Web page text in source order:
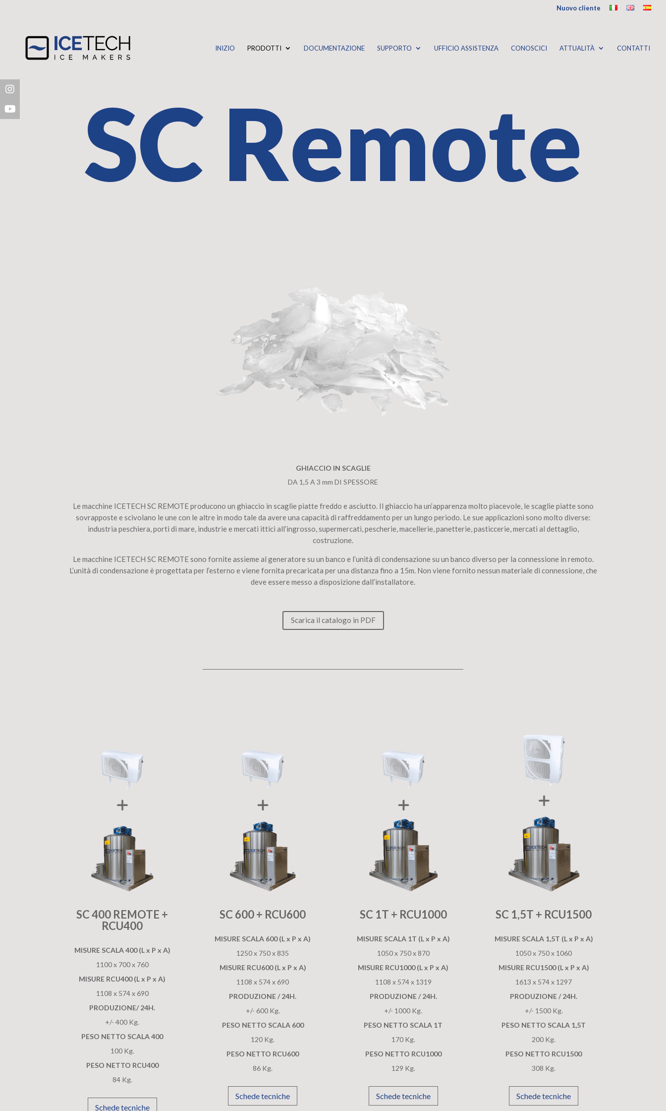
Nuovo cliente
INIZIO PRODOTTI DOCUMENTAZIONE SUPPORTO UFFICIO ASSISTENZA CONOSCICI ATTUALITÀ CONTATTI
SC Remote
GHIACCIO IN SCAGLIE
DA 1,5 A 3 mm DI SPESSORE
Le macchine ICETECH SC REMOTE producono un ghiaccio in scaglie piatte freddo e asciutto. Il ghiaccio ha un’apparenza molto piacevole, le scaglie piatte sono
sovrapposte e scivolano le une con le altre in modo tale da avere una capacità di raffreddamento per un lungo periodo. Le sue applicazioni sono molto diverse:
industria peschiera, porti di mare, industrie e mercati ittici all’ingrosso, supermercati, pescherie, macellerie, panetterie, pasticcerie, mercati al dettaglio,
costruzione.
Le macchine ICETECH SC REMOTE sono fornite assieme al generatore su un banco e l’unità di condensazione su un banco diverso per la connessione in remoto.
L’unità di condensazione è progettata per l’esterno e viene fornita precaricata per una distanza fino a 15m. Non viene fornito nessun materiale di connessione, che
deve essere messo a disposizione dall’installatore.
Scarica il catalogo in PDF
SC 400 REMOTE +
RCU400
MISURE SCALA 400 (L x P x A)
1100 x 700 x 760
MISURE RCU400 (L x P x A)
1108 x 574 x 690
PRODUZIONE/ 24H.
+/- 400 Kg.
PESO NETTO SCALA 400
100 Kg.
PESO NETTO RCU400
84 Kg.
Schede tecniche
SC 600 + RCU600
MISURE SCALA 600 (L x P x A)
1250 x 750 x 835
MISURE RCU600 (L x P x A)
1108 x 574 x 690
PRODUZIONE / 24H.
+/- 600 Kg.
PESO NETTO SCALA 600
120 Kg.
PESO NETTO RCU600
86 Kg.
Schede tecniche
SC 1T + RCU1000
MISURE SCALA 1T (L x P x A)
1050 x 750 x 870
MISURE RCU1000 (L x P x A)
1108 x 574 x 1319
PRODUZIONE / 24H.
+/- 1000 Kg.
PESO NETTO SCALA 1T
170 Kg.
PESO NETTO RCU1000
129 Kg.
Schede tecniche
SC 1,5T + RCU1500
MISURE SCALA 1,5T (L x P x A)
1050 x 750 x 1060
MISURE RCU1500 (L x P x A)
1613 x 574 x 1297
PRODUZIONE / 24H.
+/- 1500 Kg.
PESO NETTO SCALA 1,5T
200 Kg.
PESO NETTO RCU1500
308 Kg.
Schede tecniche